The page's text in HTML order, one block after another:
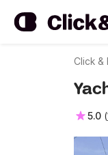
Click &
5.0 (